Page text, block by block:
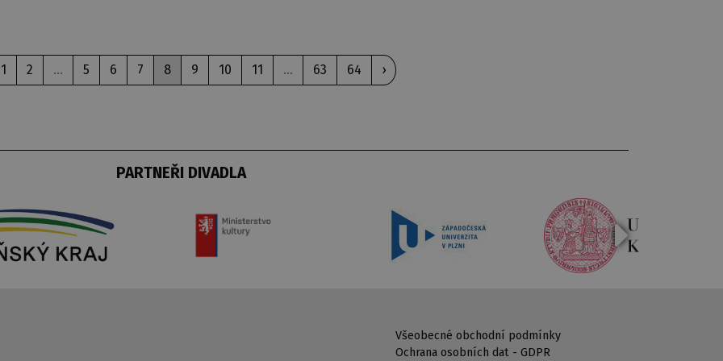
1 2 ... 5 6 7 8 9 10 11 ... 63 64 ›
PARTNEŘI DIVADLA
Všeobecné obchodní podmínky
Ochrana osobních dat - GDPR